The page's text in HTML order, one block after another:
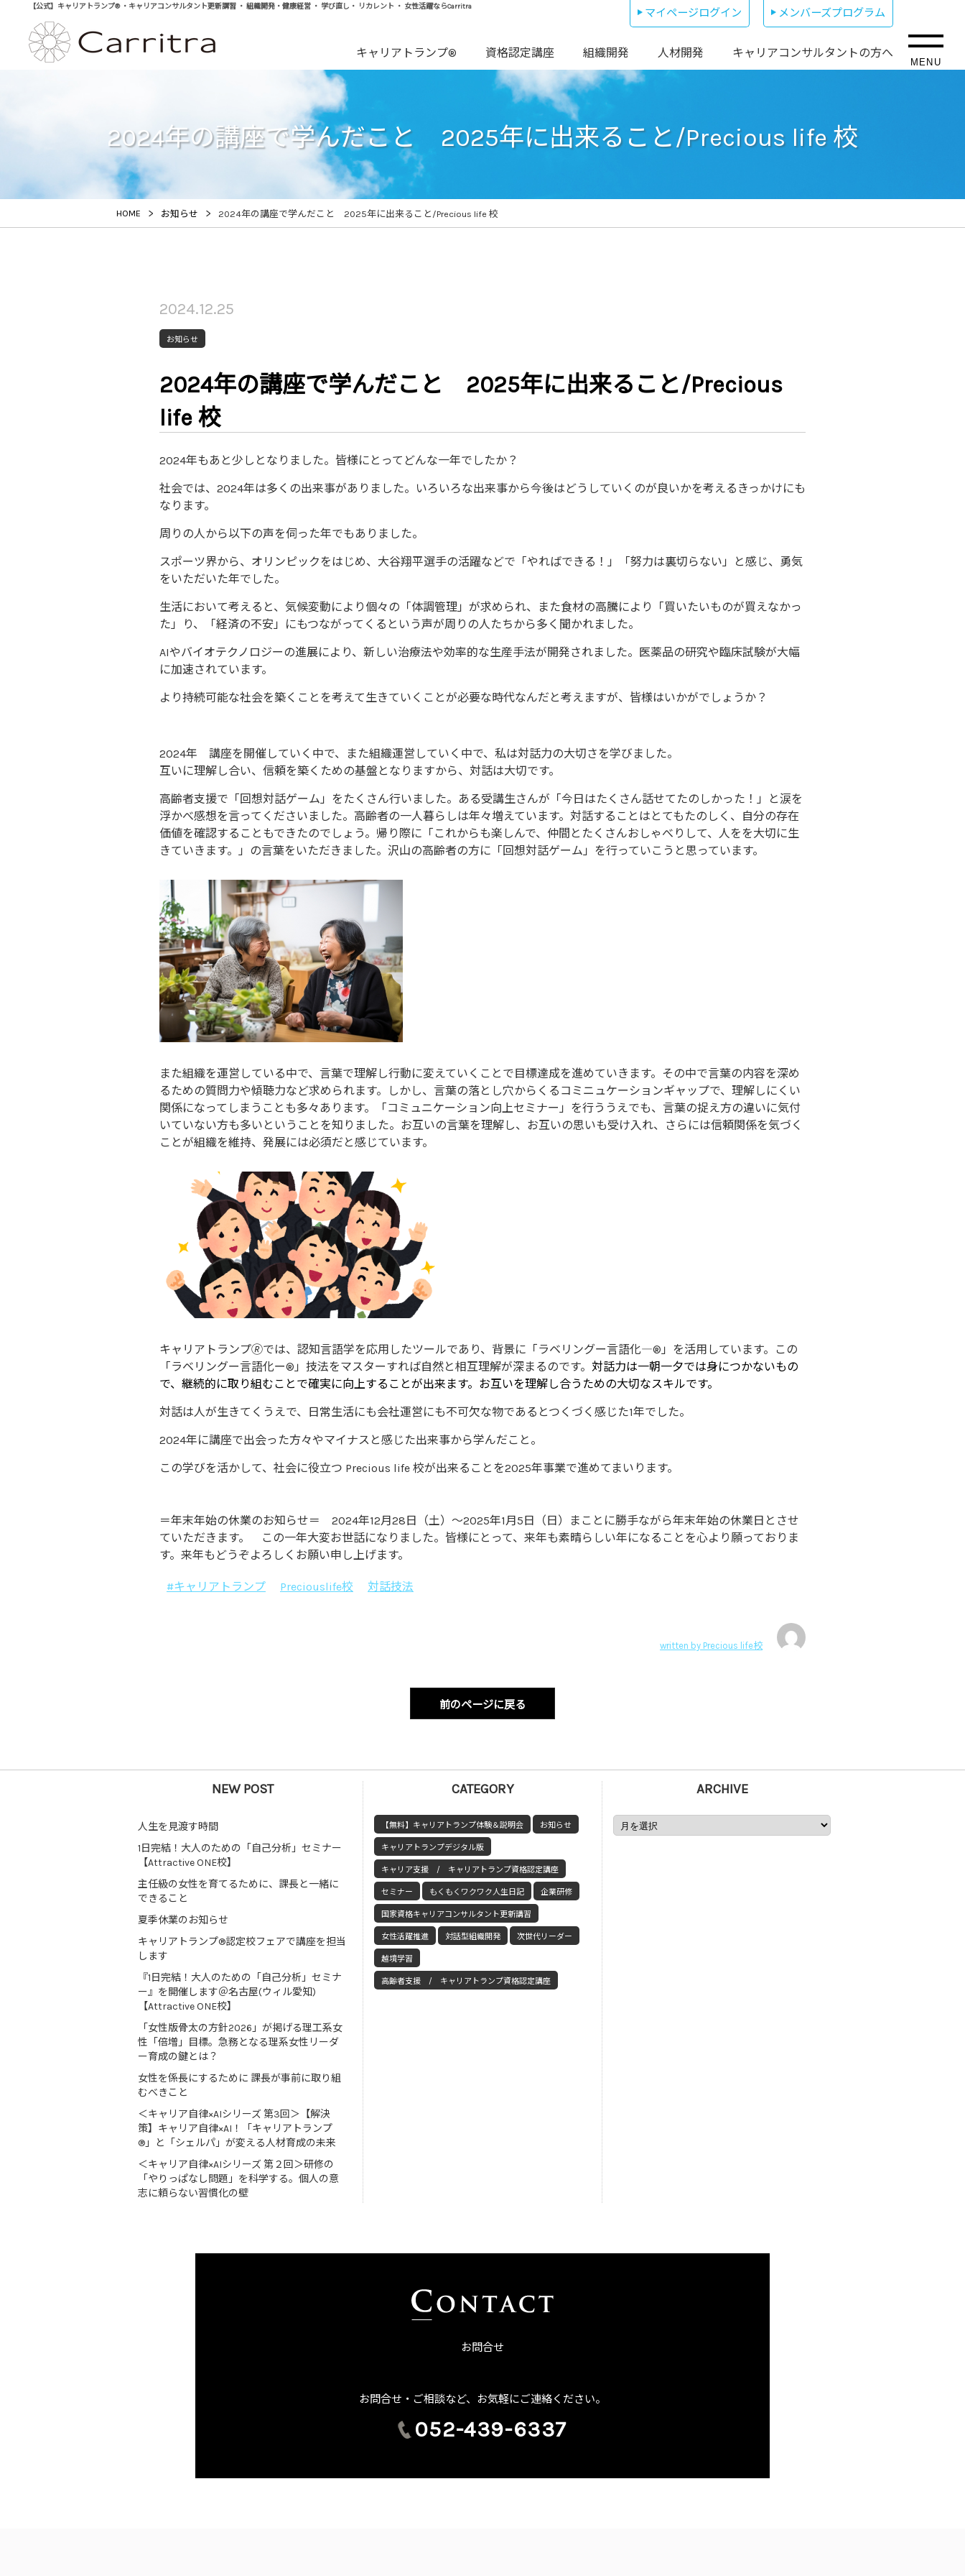
【公式】キャリアトランプ® ・キャリアコンサルタント更新講習 ・ 組織開発・健康経営 ・ 学び直し・ リカレント ・ 女性活躍ならCarritra マイページログイン メンバーズプログラム
キャリアトランプ® 資格認定講座 組織開発 人材開発 キャリアコンサルタントの方へ
MENU
2024年の講座で学んだこと 2025年に出来ること/Precious life 校
HOME > お知らせ > 2024年の講座で学んだこと 2025年に出来ること/Precious life 校
2024.12.25
お知らせ
2024年の講座で学んだこと 2025年に出来ること/Precious
life 校
2024年もあと少しとなりました。皆様にとってどんな一年でしたか？
社会では、2024年は多くの出来事がありました。いろいろな出来事から今後はどうしていくのが良いかを考えるきっかけにも
なります。
周りの人から以下の声を伺った年でもありました。
スポーツ界から、オリンピックをはじめ、大谷翔平選手の活躍などで「やればできる！」「努力は裏切らない」と感じ、勇気
をいただいた年でした。
生活において考えると、気候変動により個々の「体調管理」が求められ、また食材の高騰により「買いたいものが買えなかっ
た」り、「経済の不安」にもつながってくるという声が周りの人たちから多く聞かれました。
AIやバイオテクノロジーの進展により、新しい治療法や効率的な生産手法が開発されました。医薬品の研究や臨床試験が大幅
に加速されています。
より持続可能な社会を築くことを考えて生きていくことが必要な時代なんだと考えますが、皆様はいかがでしょうか？
2024年 講座を開催していく中で、また組織運営していく中で、私は対話力の大切さを学びました。
互いに理解し合い、信頼を築くための基盤となりますから、対話は大切です。
高齢者支援で「回想対話ゲーム」をたくさん行いました。ある受講生さんが「今日はたくさん話せてたのしかった！」と涙を
浮かべ感想を言ってくださいました。高齢者の一人暮らしは年々増えています。対話することはとてもたのしく、自分の存在
価値を確認することもできたのでしょう。帰り際に「これからも楽しんで、仲間とたくさんおしゃべりして、人をを大切に生
きていきます。」の言葉をいただきました。沢山の高齢者の方に「回想対話ゲーム」を行っていこうと思っています。
また組織を運営している中で、言葉で理解し行動に変えていくことで目標達成を進めていきます。その中で言葉の内容を深め
るための質問力や傾聴力など求められます。しかし、言葉の落とし穴からくるコミニュケーションギャップで、理解しにくい
関係になってしまうことも多々あります。「コミュニケーション向上セミナー」を行ううえでも、言葉の捉え方の違いに気付
いていない方も多いということを知りました。お互いの言葉を理解し、お互いの思いも受け入れ、さらには信頼関係を気づく
ことが組織を維持、発展には必須だと感じています。
キャリアトランプ🄬では、認知言語学を応用したツールであり、背景に「ラベリングー言語化―®」を活用しています。この
「ラベリングー言語化ー®」技法をマスターすれば自然と相互理解が深まるのです。 対話力は一朝一夕では身につかないもの
で、継続的に取り組むことで確実に向上することが出来ます。お互いを理解し合うための大切なスキルです。
対話は人が生きてくうえで、日常生活にも会社運営にも不可欠な物であるとつくづく感じた1年でした。
2024年に講座で出会った方々やマイナスと感じた出来事から学んだこと。
この学びを活かして、社会に役立つ Precious life 校が出来ることを2025年事業で進めてまいります。
＝年末年始の休業のお知らせ＝ 2024年12月28日（土）～2025年1月5日（日）まことに勝手ながら年末年始の休業日とさせ
ていただきます。 この一年大変お世話になりました。皆様にとって、来年も素晴らしい年になることを心より願っておりま
す。来年もどうぞよろしくお願い申し上げます。
#キャリアトランプ Preciouslife校 対話技法
written by Precious life校
前のページに戻る
NEW POST
人生を見渡す時間
1日完結！大人のための「自己分析」セミナー
【Attractive ONE校】
主任級の女性を育てるために、課長と一緒に
できること
夏季休業のお知らせ
キャリアトランプ®認定校フェアで講座を担当
します
『1日完結！大人のための「自己分析」セミナ
ー』を開催します＠名古屋(ウィル愛知)
【Attractive ONE校】
「女性版骨太の方針2026」が掲げる理工系女
性「倍増」目標。急務となる理系女性リーダ
ー育成の鍵とは？
女性を係長にするために 課長が事前に取り組
むべきこと
＜キャリア自律×AIシリーズ 第3回＞【解決
策】キャリア自律×AI！「キャリアトランプ
®」と「シェルパ」が変える人材育成の未来
＜キャリア自律×AIシリーズ 第２回＞研修の
「やりっぱなし問題」を科学する。個人の意
志に頼らない習慣化の壁
CATEGORY
【無料】キャリアトランプ体験＆説明会 お知らせ
キャリアトランプデジタル版
キャリア支援 / キャリアトランプ資格認定講座
セミナー もくもくワクワク人生日記 企業研修
国家資格キャリアコンサルタント更新講習
女性活躍推進 対話型組織開発 次世代リーダー
越境学習
高齢者支援 / キャリアトランプ資格認定講座
ARCHIVE
お問合せ
お問合せ・ご相談など、お気軽にご連絡ください。
052-439-6337